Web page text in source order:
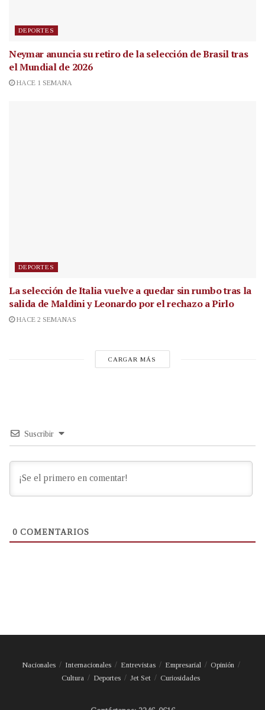
DEPORTES
Neymar anuncia su retiro de la selección de Brasil tras
el Mundial de 2026
HACE 1 SEMANA
DEPORTES
La selección de Italia vuelve a quedar sin rumbo tras la
salida de Maldini y Leonardo por el rechazo a Pirlo
HACE 2 SEMANAS
CARGAR MÁS
Suscribir
0 COMENTARIOS
Nacionales Internacionales Entrevistas Empresarial
Opinión
Cultura
Deportes Jet Set Curiosidades